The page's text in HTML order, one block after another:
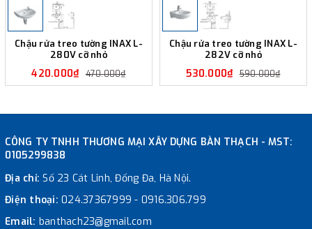
Chậu rửa treo tường INAX L-
280V cỡ nhỏ
420.000₫ 470.000₫
Chậu rửa treo tường INAX L-
282V cỡ nhỏ
530.000₫ 590.000₫
CÔNG TY TNHH THƯƠNG MẠI XÂY DỰNG BÀN THẠCH - MST:
0105299838
Địa chỉ:Số 23 Cát Linh, Đống Đa, Hà Nội.
Điện thoại: 024.37367999 - 0916.306.799
Email: banthach23@gmail.com